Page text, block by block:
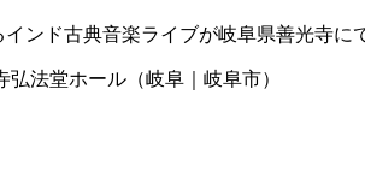
ンド古典音楽ライブが岐阜県善光寺
弘法堂ホール（岐阜｜岐阜市）